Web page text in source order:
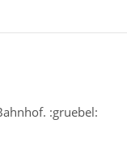
:gruebel: